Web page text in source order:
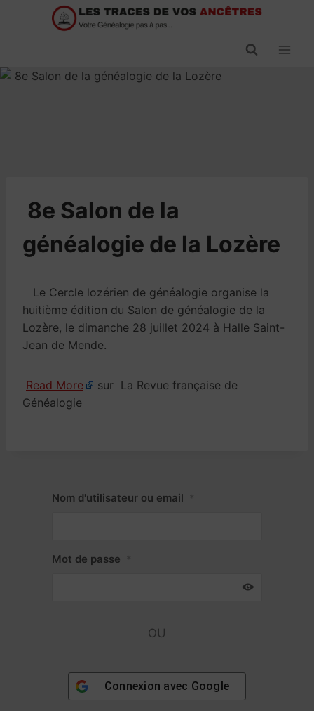
​8e Salon de la
généalogie de la Lozère
Le Cercle lozérien de généalogie organise la
huitième édition du Salon de généalogie de la
Lozère, le dimanche 28 juillet 2024 à Halle Saint-
Jean de Mende.
Read More
sur La Revue française de
Généalogie
Nom d'utilisateur ou email
Mot de passe
OU
Connexion avec Google